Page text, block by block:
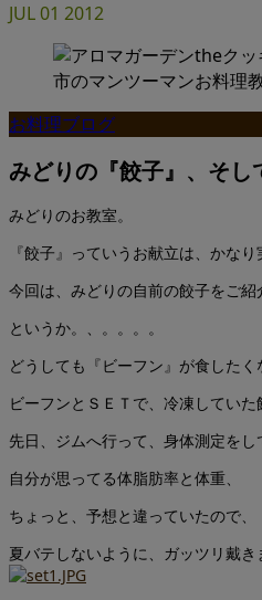
JUL01 2012
お料理ブログ
みどりの『餃子』、そし
みどりのお教室。
『餃子』っていうお献立は、かな
今回は、みどりの自前の餃子をご紹
というか。、。。。。
どうしても『ビーフン』が食したく
ビーフンとＳＥＴで、冷凍していた
先日、ジムへ行って、身体測定をし
自分が思ってる体脂肪率と体重、
ちょっと、予想と違っていたので、
夏バテしないように、ガッツリ戴き